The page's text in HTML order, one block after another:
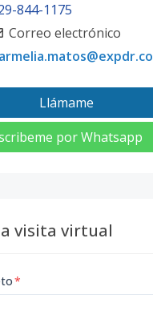
844-1175
Correo electrónico
Llámame
por Whatsapp
visita virtual
*